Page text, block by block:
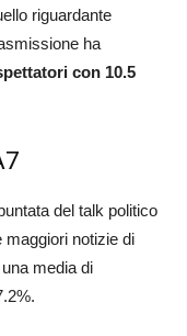
riguardante
ha
con 10.5
del talk politico
maggiori notizie di
media di